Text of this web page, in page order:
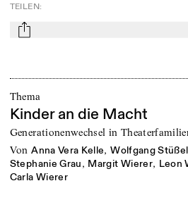
TEILEN:
mail
Thema
Kinder an die Macht
Generationenwechsel in
von Anna Vera Kelle,Wolfgang Stüßel
Stephanie Grau, Margit Wierer, Leon
Carla Wierer